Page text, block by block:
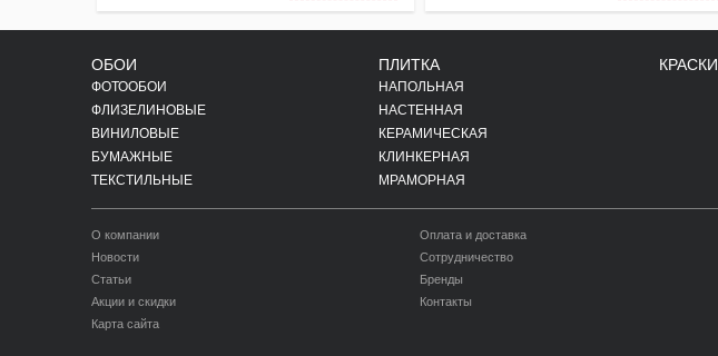
ОБОИ
ФОТООБОИ
ФЛИЗЕЛИНОВЫЕ
ВИНИЛОВЫЕ
БУМАЖНЫЕ
ТЕКСТИЛЬНЫЕ
ПЛИТКА
НАПОЛЬНАЯ
НАСТЕННАЯ
КЕРАМИЧЕСКАЯ
КЛИНКЕРНАЯ
МРАМОРНАЯ
КРАСКИ
О компании
Новости
Статьи
Акции и скидки
Карта сайта
Оплата и доставка
Сотрудничество
Бренды
Контакты